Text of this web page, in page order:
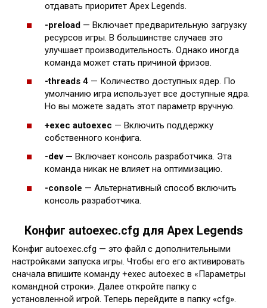
отдавать приоритет Apex Legends.
-preload — Включает предварительную загрузку
ресурсов игры. В большинстве случаев это
улучшает производительность. Однако иногда
команда может стать причиной фризов.
-threads 4 — Количество доступных ядер. По
умолчанию игра использует все доступные ядра.
Но вы можете задать этот параметр вручную.
+exec autoexec — Включить поддержку
собственного конфига.
-dev — Включает консоль разработчика. Эта
команда никак не влияет на оптимизацию.
-console — Альтернативный способ включить
консоль разработчика.
Конфиг autoexec.cfg для Apex Legends
Конфиг autoexec.cfg — это файл с дополнительными
настройками запуска игры. Чтобы его его активировать
сначала впишите команду +exec autoexec в «Параметры
командной строки». Далее откройте папку с
установленной игрой. Теперь перейдите в папку «cfg».